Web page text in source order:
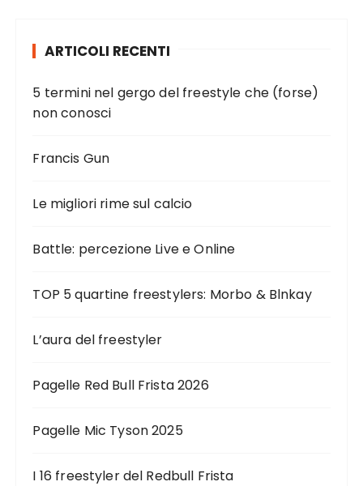
ARTICOLI RECENTI
5 termini nel gergo del freestyle che (forse)
non conosci
Francis Gun
Le migliori rime sul calcio
Battle: percezione Live e Online
TOP 5 quartine freestylers: Morbo & Blnkay
L’aura del freestyler
Pagelle Red Bull Frista 2026
Pagelle Mic Tyson 2025
I 16 freestyler del Redbull Frista